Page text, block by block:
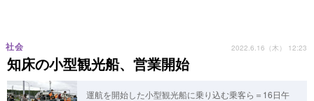
知床の小型観光船、営業開始
社会 2022.6.16（木） 12:23
運航を開始した小型観光船に乗り込む乗客ら＝16日午